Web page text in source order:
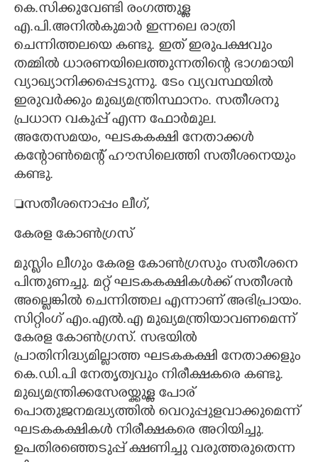
കെ.സിക്കുവേണ്ടി രംഗത്തുള്ള
എ.പി.അനിൽകുമാർ ഇന്നലെ രാത്രി
ചെന്നിത്തലയെ കണ്ടു. ഇത് ഇരുപക്ഷവും
തമ്മിൽ ധാരണയിലെത്തുന്നതിന്റെ ഭാഗമായി
വ്യാഖ്യാനിക്കപ്പെടുന്നു. ടേം വ്യവസ്ഥയിൽ
ഇരുവർക്കും മുഖ്യമന്ത്രിസ്ഥാനം. സതീശനു
പ്രധാന വകുപ്പ് എന്ന ഫോ‌ർമുല.
അതേസമയം,​ ഘടകകക്ഷി നേതാക്കൾ
കന്റോൺമെന്റ് ഹൗസിലെത്തി സതീശനെയും
കണ്ടു.
സതീശനൊപ്പം ലീഗ്,​
കേരള കോൺഗ്രസ്
മുസ്ലിം ലീഗും കേരള കോൺഗ്രസും സതീശനെ
പിന്തുണച്ചു. മറ്റ് ഘടകകക്ഷികൾക്ക് സതീശൻ
അല്ലെങ്കിൽ ചെന്നിത്തല എന്നാണ് അഭിപ്രായം.
സിറ്റിംഗ് എം.എൽ.എ മുഖ്യമന്ത്രിയാവണമെന്ന്
കേരള കോൺഗ്രസ്. സഭയിൽ
പ്രാതിനിദ്ധ്യമില്ലാത്ത ഘടകകക്ഷി നേതാക്കളും
കെ.ഡി.പി നേതൃത്വവും നിരീക്ഷകരെ കണ്ടു.
മുഖ്യമന്ത്രിക്കസേരയ്ക്കുള്ള പോര്
പൊതുജനമദ്ധ്യത്തിൽ വെറുപ്പുളവാക്കുമെന്ന്
ഘടകകക്ഷികൾ നിരീക്ഷകരെ അറിയിച്ചു.
ഉപതിരഞ്ഞെടുപ്പ് ക്ഷണിച്ചു വരുത്തരുതെന്ന